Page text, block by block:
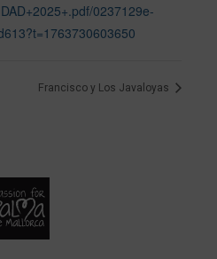
0237129e-
Francisco y Los Javaloyas